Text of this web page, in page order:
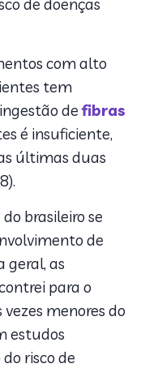
com alto
tem
defibras
é insuficiente,
últimas duas
do brasileiro se
de
geral, as
para o
menores do
estudos
risco de